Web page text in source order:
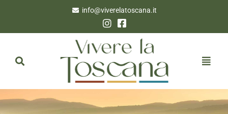
info@viverelatoscana.it